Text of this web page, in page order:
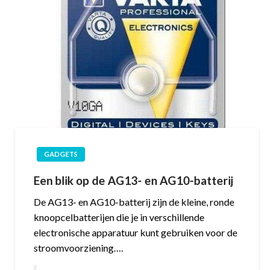
GADGETS
Een blik op de AG13- en AG10-batterij
De AG13- en AG10-batterij zijn de kleine, ronde
knoopcelbatterijen die je in verschillende
electronische apparatuur kunt gebruiken voor de
stroomvoorziening….